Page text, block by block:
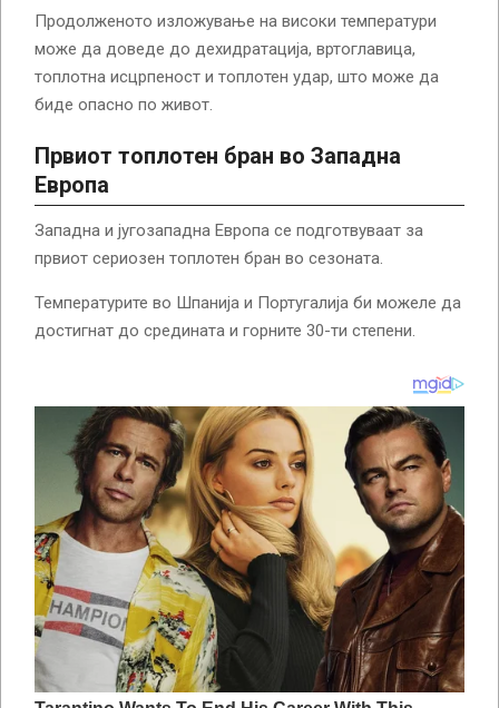
Продолженото изложување на високи температури
може да доведе до дехидратација, вртоглавица,
топлотна исцрпеност и топлотен удар, што може да
биде опасно по живот.
Првиот топлотен бран во Западна
Европа
Западна и југозападна Европа се подготвуваат за
првиот сериозен топлотен бран во сезоната.
Температурите во Шпанија и Португалија би можеле да
достигнат до средината и горните 30-ти степени.